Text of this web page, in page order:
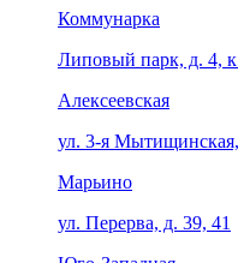
Коммунарка
Липовый парк, д. 4,
Алексеевская
ул. 3-я
Марьино
ул. Перерва, д. 39, 41